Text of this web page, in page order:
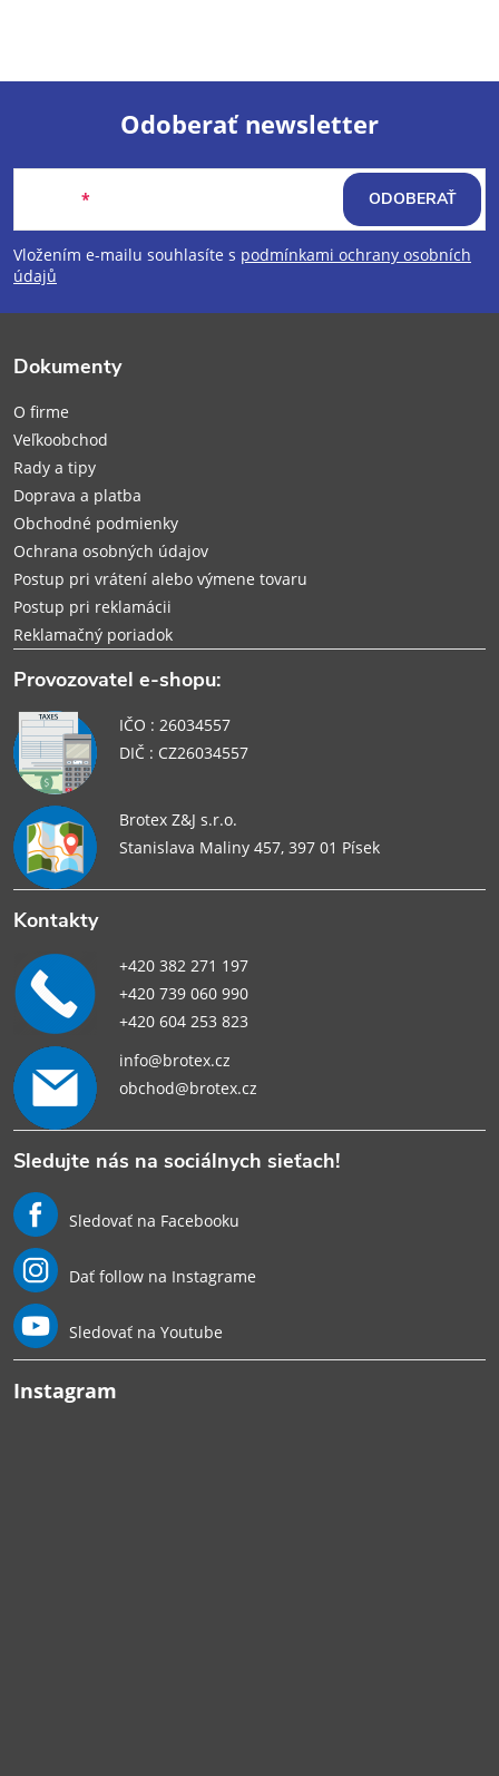
Z
á
p
e
Odoberať newsletter
Vložením e-mailu souhlasíte s podmínkami ochrany osobních
údajů
ODOBERAŤ
Dokumenty
O firme
Veľkoobchod
Rady a tipy
Doprava a platba
Obchodné podmienky
Ochrana osobných údajov
Postup pri vrátení alebo výmene tovaru
Postup pri reklamácii
Reklamačný poriadok
Provozovatel e-shopu:
IČO : 26034557
DIČ : CZ26034557
Brotex Z&J s.r.o.
Stanislava Maliny 457, 397 01 Písek
Kontakty
+420 382 271 197
+420 739 060 990
+420 604 253 823
info@brotex.cz
obchod@brotex.cz
Sledujte nás na sociálnych sieťach!
Sledovať na Facebooku
Dať follow na Instagrame
Sledovať na Youtube
Instagram